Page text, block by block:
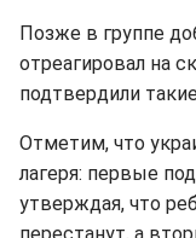
Позже в группе
отреагировал на
подтвердили
Отметим, что
лагеря: первые
утверждая, что